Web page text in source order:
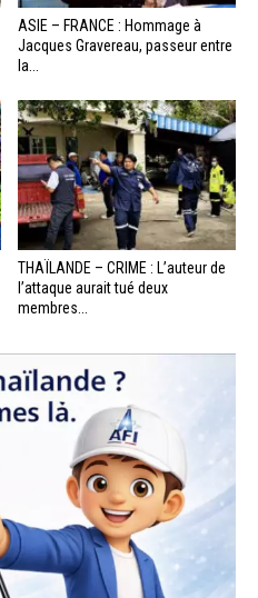
ASIE – FRANCE : Hommage à
Jacques Gravereau, passeur entre
la...
THAÏLANDE – CRIME : L’auteur de
l’attaque aurait tué deux
membres...